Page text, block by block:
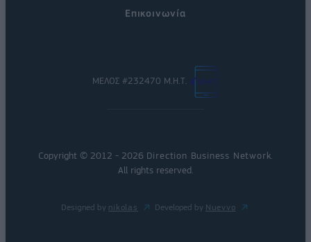
Επικοινωνία
ΜΕΛΟΣ #232470 Μ.Η.Τ.
Copyright © 2012 - 2026 Direction Business Network
All rights reserved.
Designed by nikolas Developed by Nuevvo